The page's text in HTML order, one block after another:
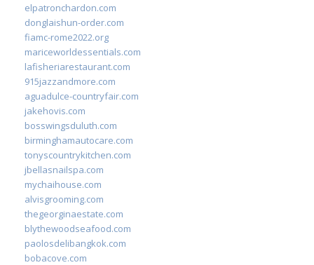
elpatronchardon.com
donglaishun-order.com
fiamc-rome2022.org
mariceworldessentials.com
lafisheriarestaurant.com
915jazzandmore.com
aguadulce-countryfair.com
jakehovis.com
bosswingsduluth.com
birminghamautocare.com
tonyscountrykitchen.com
jbellasnailspa.com
mychaihouse.com
alvisgrooming.com
thegeorginaestate.com
blythewoodseafood.com
paolosdelibangkok.com
bobacove.com